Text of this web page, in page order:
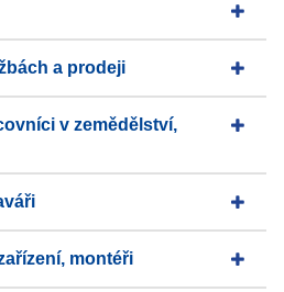
a prodeji
v zemědělství,
montéři